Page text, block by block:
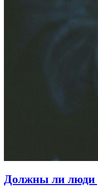
Должны ли люди